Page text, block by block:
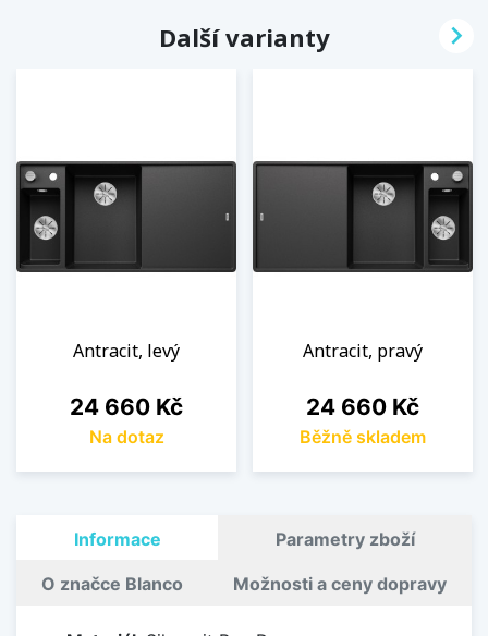
Další varianty
Antracit, levý
Cena
24 660 Kč
Na dotaz
Antracit, pravý
Cena
24 660 Kč
Běžně skladem

Informace Parametry zboží
O značce Blanco Možnosti a ceny dopravy